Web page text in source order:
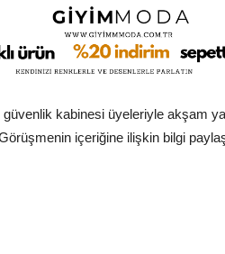
kabinesi üyeleriyle akşam
içeriğine ilişkin bilgi